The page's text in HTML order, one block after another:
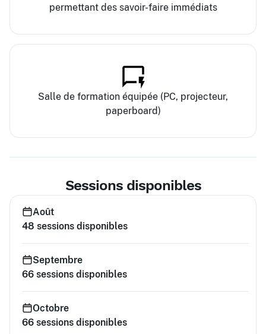
permettant des savoir-faire immédiats
Salle de formation équipée (PC, projecteur,
paperboard)
Sessions disponibles
Août
48 sessions disponibles
Septembre
66 sessions disponibles
Octobre
66 sessions disponibles